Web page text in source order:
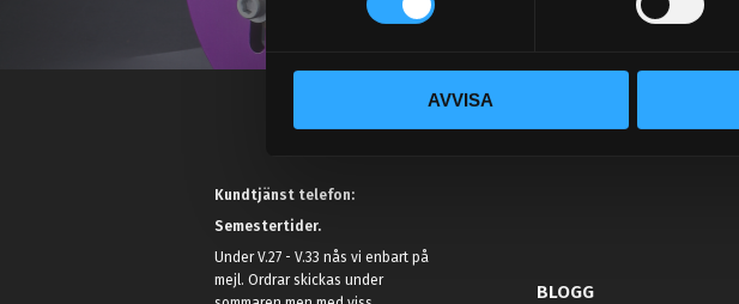
t
y
c
v
a
AVVISA
Kundtjänst telefon:
Semestertider.
Under V.27 - V.33 nås vi enbart på
mejl. Ordrar skickas under
BLOGG